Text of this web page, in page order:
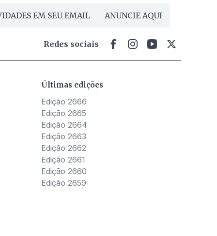
EM SEU EMAIL ANUNCIE AQUI
Redes sociais
Últimas edições
Edição 2666
Edição 2665
Edição 2664
Edição 2663
Edição 2662
Edição 2661
Edição 2660
Edição 2659